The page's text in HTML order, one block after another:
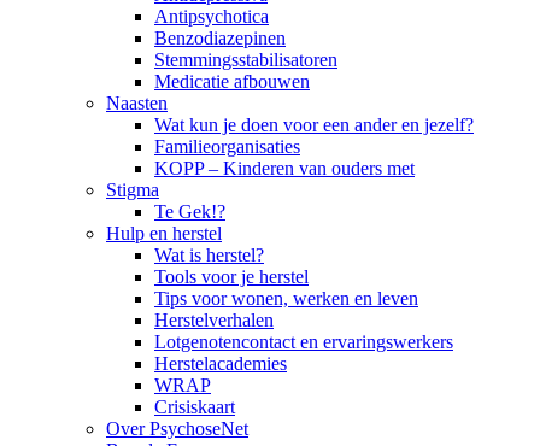
Antipsychotica
Benzodiazepinen
Stemmingsstabilisatoren
Medicatie afbouwen
Naasten
Wat kun je doen voor een ander en jezelf?
Familieorganisaties
KOPP – Kinderen van ouders met
Stigma
Te Gek!?
Hulp en herstel
Wat is herstel?
Tools voor je herstel
Tips voor wonen, werken en leven
Herstelverhalen
Lotgenotencontact en ervaringswerkers
Herstelacademies
WRAP
Crisiskaart
Over PsychoseNet